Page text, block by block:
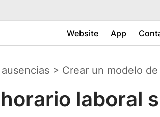
Website App
> Crear un modelo
laboral